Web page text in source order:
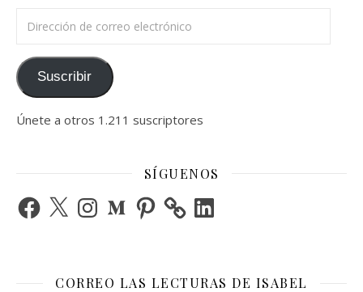
Suscribir
Únete a otros 1.211 suscriptores
SÍGUENOS
Facebook
X InstagramMediumPinterest LinkedIn
CORREO LAS LECTURAS DE ISABEL